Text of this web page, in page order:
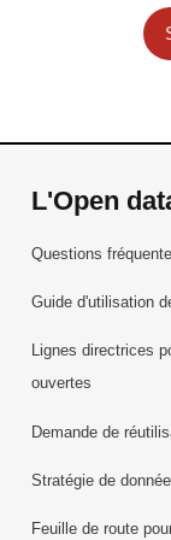
L'Open
Questions
Guide d'utilisation
Lignes directrices
ouvertes
Demande de
Stratégie de
Feuille de route